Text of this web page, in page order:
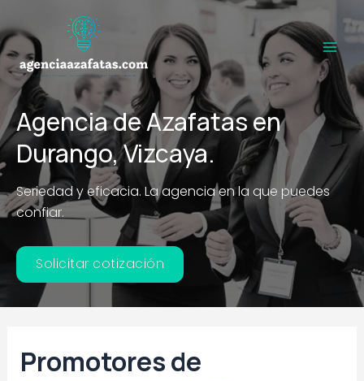
al
contenido
Main
Agencia de Azafatas en
Durango, Vizcaya.
Seriedad y eficacia. La agencia en la que puedes
confiar.
Solicitar cotización
Promotores de